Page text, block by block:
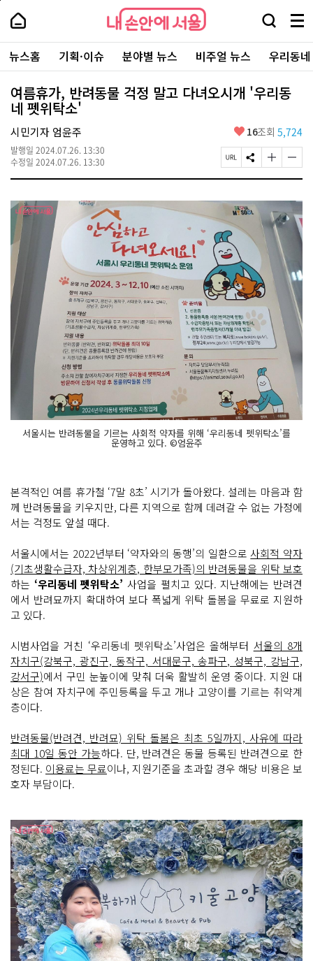
본
로
가
내
손
안
에
서
울
-
서
울
시
대
표
소
통
포
내
손
에
울
검
창
열
기
메
뉴
전
체
보
주
요
서
뉴스홈 기획·이슈 분야별 뉴스 비주얼 뉴스 우리동
여름휴가, 반려동물 걱정 말고 다녀오시개 '우리동
네 펫위탁소'
시민기자 엄윤주
발행일 2024.07.26. 13:30
수정일 2024.07.26. 13:30
좋
요
16조회 5,724
페
이
U
R
L
복
사
S
N
공
유
하
기
글
자
기
크
게
변
경
하
기
글
자
기
작
게
변
경
기
서울시는 반려동물을 기르는 사회적 약자를 위해 ‘우리동네 펫위탁소’를
운영하고 있다. ©엄윤주
본격적인 여름 휴가철 ‘7말 8초’ 시기가 돌아왔다. 설레는 마음과 함
께 반려동물을 키우지만, 다른 지역으로 함께 데려갈 수 없는 가정에
서는 걱정도 앞설 때다.
서울시에서는 2022년부터 ‘약자와의 동행’의 일환으로사회적 약자
(기초생활수급자, 차상위계층, 한부모가족)의 반려동물을 위탁 보호
하는 ‘우리동네 펫위탁소’ 사업을 펼치고 있다. 지난해에는 반려견
에서 반려묘까지 확대하여 보다 폭넓게 위탁 돌봄을 무료로 지원하
고 있다.
시범사업을 거친 ‘우리동네 펫위탁소’사업은 올해부터 서울의 8개
자치구(강북구, 광진구, 동작구, 서대문구, 송파구, 성북구, 강남구,
강서구)에서 구민 눈높이에 맞춰 더욱 활발히 운영 중이다. 지원 대
상은 참여 자치구에 주민등록을 두고 개나 고양이를 기르는 취약계
층이다.
반려동물(반려견, 반려묘) 위탁 돌봄은 최초 5일까지, 사유에 따라
최대 10일 동안 가능하다. 단, 반려견은 동물 등록된 반려견으로 한
정된다. 이용료는 무료이나, 지원기준을 초과할 경우 해당 비용은 보
호자 부담이다.
페
상
단
로